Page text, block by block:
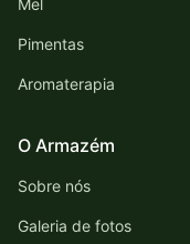
Pimentas
Aromaterapia
O Armazém
Sobre nós
Galeria de fotos